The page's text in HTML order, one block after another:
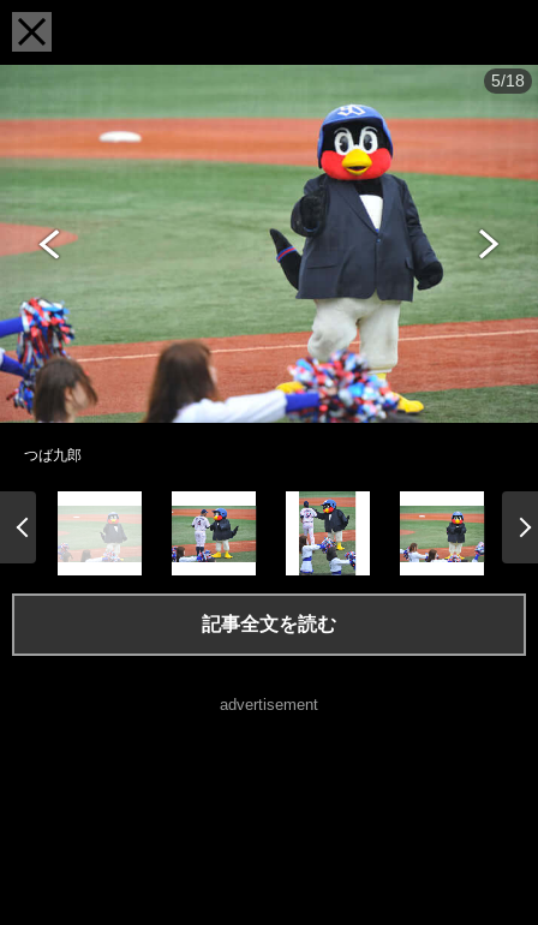
5/18
つば九郎
記事全文を読む
advertisement